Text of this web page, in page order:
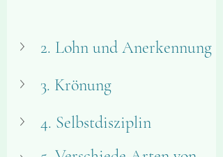
2. Lohn und Anerkennung
3. Krönung
4. Selbstdisziplin